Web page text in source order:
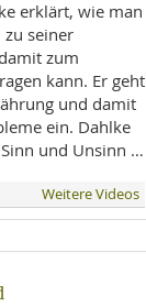
erklärt, wie man
zu seiner
zum
kann. Er geht
und damit
ein. Dahlke
und Unsinn …
Weitere Videos